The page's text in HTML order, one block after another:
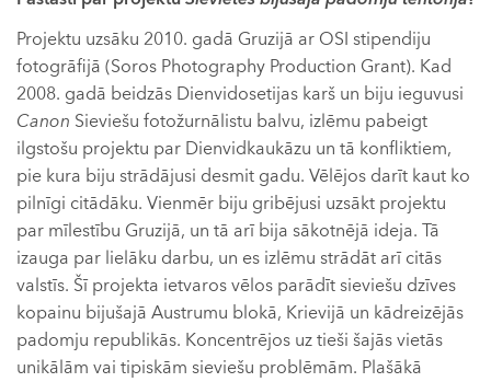
Projektu uzsāku 2010. gadā Gruzijā ar OSI stipendiju
fotogrāfijā (Soros Photography Production Grant). Kad
2008. gadā beidzās Dienvidosetijas karš un biju ieguvusi
Canon Sieviešu fotožurnālistu balvu, izlēmu pabeigt
ilgstošu projektu par Dienvidkaukāzu un tā konfliktiem,
pie kura biju strādājusi desmit gadu. Vēlējos darīt kaut ko
pilnīgi citādāku. Vienmēr biju gribējusi uzsākt projektu
par mīlestību Gruzijā, un tā arī bija sākotnējā ideja. Tā
izauga par lielāku darbu, un es izlēmu strādāt arī citās
valstīs. Šī projekta ietvaros vēlos parādīt sieviešu dzīves
kopainu bijušajā Austrumu blokā, Krievijā un kādreizējās
padomju republikās. Koncentrējos uz tieši šajās vietās
unikālām vai tipiskām sieviešu problēmām. Plašākā